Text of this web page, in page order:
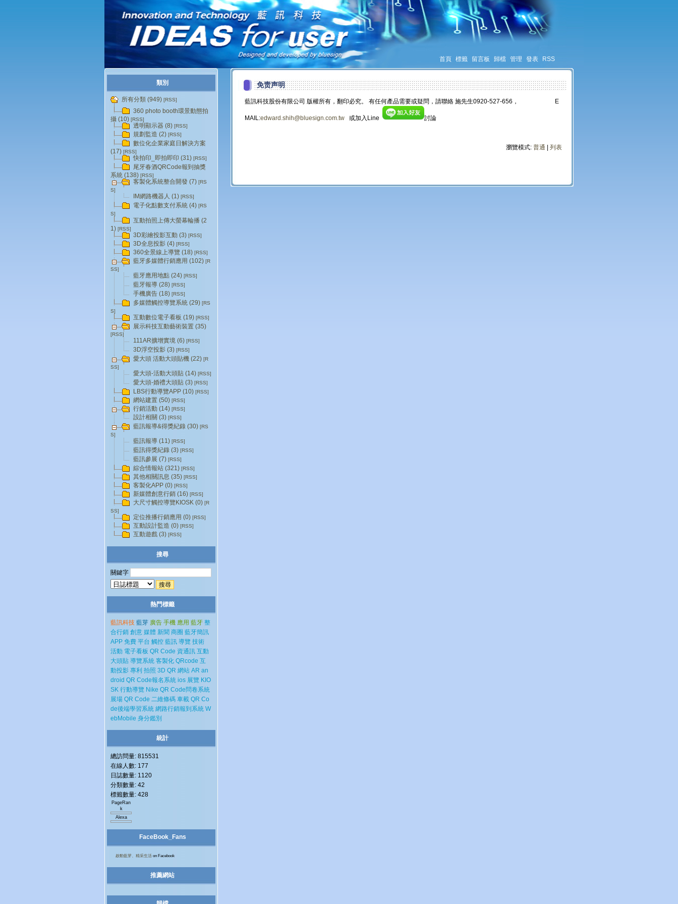
首頁 標籤 留言板 歸檔 管理 發表 RSS
免责声明
藍訊科技股份有限公司 版權所有，翻印必究。 有任何產品需要或疑問，請聯絡 施先生0920-527-656， E
MAIL:edward.shih@bluesign.com.tw 或加入Line 討論
瀏覽模式: 普通 列表
類別
所有分類 (949) [RSS]
360 photo booth環景動態拍
攝 (10) [RSS]
透明顯示器 (8) [RSS]
規劃監造 (2) [RSS]
數位化企業家庭日解決方案
(17) [RSS]
快拍印_即拍即印 (31) [RSS]
尾牙春酒QRCode報到抽獎
系統 (138) [RSS]
客製化系統整合開發 (7) [RS
S]
IM網路機器人 (1) [RSS]
電子化點數支付系統 (4) [RS
S]
互動拍照上傳大螢幕輪播 (2
1) [RSS]
3D彩繪投影互動 (3) [RSS]
3D全息投影 (4) [RSS]
360全景線上導覽 (18) [RSS]
藍牙多媒體行銷應用 (102) [R
SS]
藍牙應用地點 (24) [RSS]
藍牙報導 (28) [RSS]
手機廣告 (18) [RSS]
多媒體觸控導覽系統 (29) [RS
S]
互動數位電子看板 (19) [RSS]
展示科技互動藝術裝置 (35)
[RSS]
111AR擴增實境 (6) [RSS]
3D浮空投影 (3) [RSS]
愛大頭 活動大頭貼機 (22) [R
SS]
愛大頭-活動大頭貼 (14) [RSS]
愛大頭-婚禮大頭貼 (3) [RSS]
LBS行動導覽APP (10) [RSS]
網站建置 (50) [RSS]
行銷活動 (14) [RSS]
設計相關 (3) [RSS]
藍訊報導&得獎紀錄 (30) [RS
S]
藍訊報導 (11) [RSS]
藍訊得獎紀錄 (3) [RSS]
藍訊參展 (7) [RSS]
綜合情報站 (321) [RSS]
其他相關訊息 (35) [RSS]
客製化APP (0) [RSS]
新媒體創意行銷 (16) [RSS]
大尺寸觸控導覽KIOSK (0) [R
SS]
定位推播行銷應用 (0) [RSS]
互動設計監造 (0) [RSS]
互動遊戲 (3) [RSS]
搜尋
關鍵字
熱門標籤
藍訊科技 藍芽 廣告 手機 應用 藍牙 整
合行銷 創意 媒體 新聞 商圈 藍牙簡訊
APP 免費 平台 觸控 藍訊 導覽 技術
活動 電子看板 QR Code 資通訊 互動
大頭貼 導覽系統 客製化 QRcode 互
動投影 專利 拍照 3D QR 網站 AR an
droid QR Code報名系統 ios 展覽 KIO
SK 行動導覽 Nike QR Code問卷系統
展場 QR Code 二維條碼 車載 QR Co
de後端學習系統 網路行銷報到系統 W
ebMobile 身分鑑別
統計
總訪問量: 815531
在線人數: 177
日誌數量: 1120
分類數量: 42
標籤數量: 428
PageRan
k
Alexa
FaceBook_Fans
啟動藍芽、精采生活 on Facebook
推薦網站